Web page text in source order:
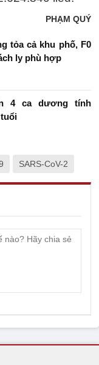
PHẠM QUÝ
tỏa cả khu phố, F0
ly phù hợp
4 ca dương tính
tuổi
SARS-CoV-2